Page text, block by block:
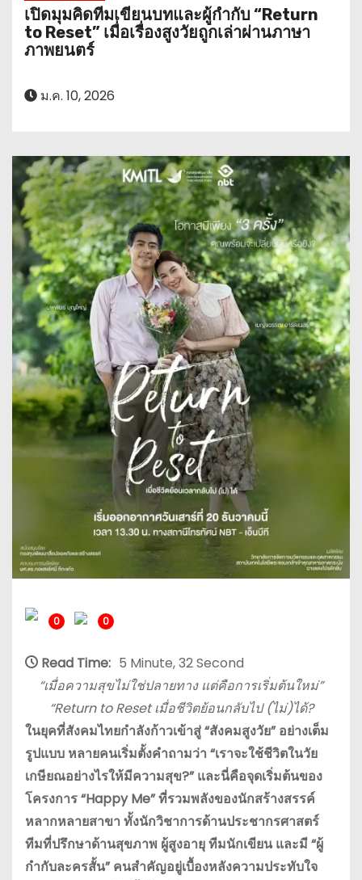
เปิดมุมคิดทีมเขียนบทและผู้กำกับ “Return
to Reset” เมื่อเรื่องสูงวัยถูกเล่าผ่านภาษา
ภาพยนตร์
ม.ค. 10, 2026
0 0
Read Time: 5 Minute, 32 Second
“เมื่อความสุขไม่ใช่ปลายทาง แต่คือการเริ่มต้นใหม่”
“Return to Reset เมื่อชีวิตย้อนกลับไป (ไม่)ได้?
ในยุคที่สังคมไทยกำลังก้าวเข้าสู่ “สังคมสูงวัย” อย่างเต็ม
รูปแบบ หลายคนเริ่มตั้งคำถามว่า “เราจะใช้ชีวิตในวัย
เกษียณอย่างไรให้มีความสุข?” และนี่คือจุดเริ่มต้นของ
โครงการ “Happy Me” ที่รวมพลังของนักสร้างสรรค์
หลากหลายสาขา ทั้งนักวิชาการด้านประชากรศาสตร์
ทีมที่ปรึกษาด้านสุขภาพ ผู้สูงอายุ ทีมนักเขียน และมี “ผู้
กำกับละครสั้น” คนสำคัญอยู่เบื้องหลังความประทับใจ